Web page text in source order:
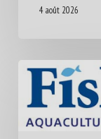
4 août 2026